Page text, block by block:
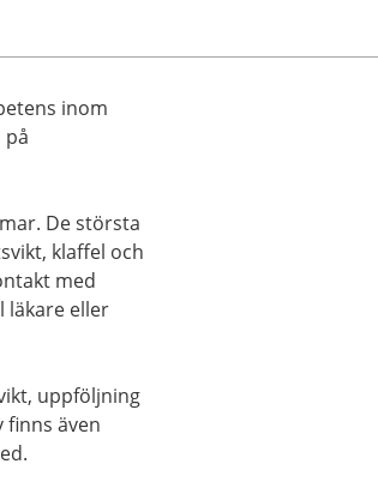
inom
på
De största
klaffel och
med
läkare eller
uppföljning
även